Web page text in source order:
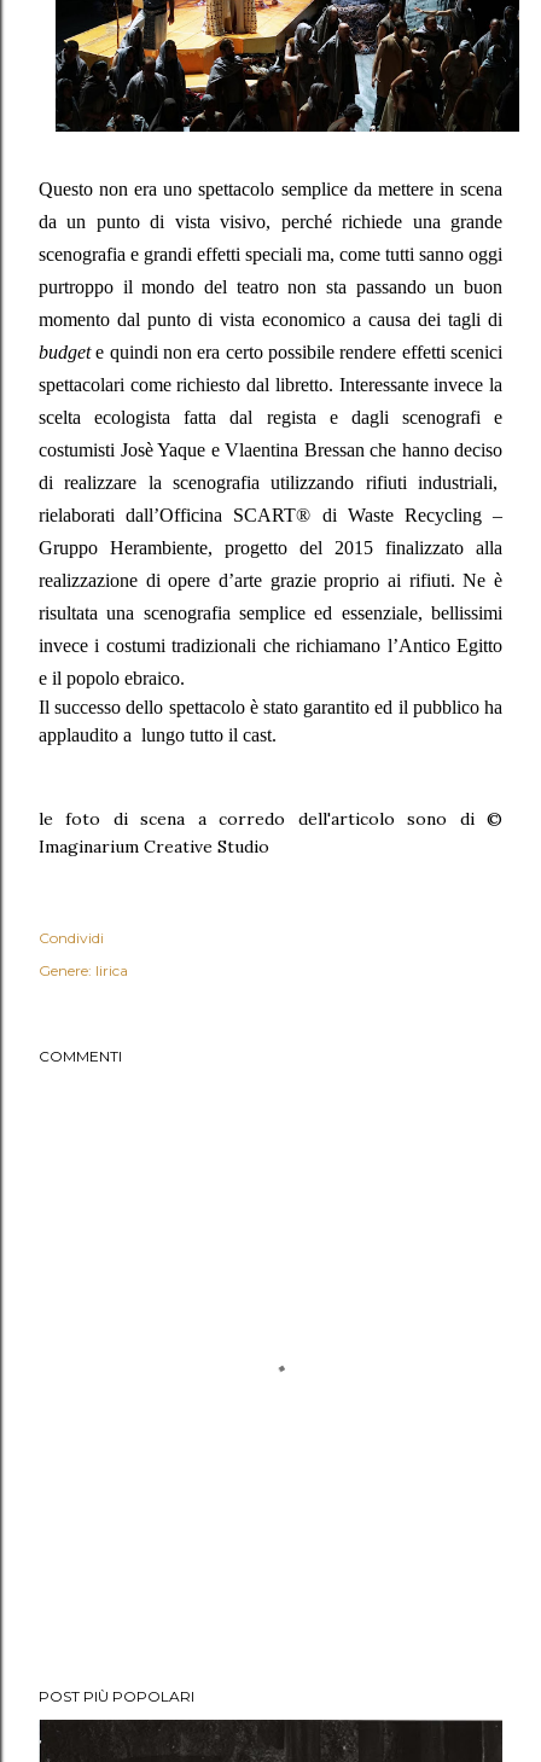
Questo non era uno spettacolo semplice da mettere in scena
da un punto di vista visivo, perché richiede una grande
scenografia e grandi effetti speciali ma, come tutti sanno oggi
purtroppo il mondo del teatro non sta passando un buon
momento dal punto di vista economico a causa dei tagli di
budgete quindi non era certo possibile rendere effetti scenici
spettacolari come richiesto dal libretto. Interessante invece la
scelta ecologista fatta dal regista e dagli scenografi e
costumisti Josè Yaque e Vlaentina Bressan che hanno deciso
di realizzare la scenografia utilizzando rifiuti industriali,
rielaborati dall’Officina SCART® di Waste Recycling –
Gruppo Herambiente, progetto del 2015 finalizzato alla
realizzazione di opere d’arte grazie proprio ai rifiuti. Ne è
risultata una scenografia semplice ed essenziale, bellissimi
invece i costumi tradizionali che richiamano l’Antico Egitto
e il popolo ebraico.
Il successo dello spettacolo è stato garantito ed il pubblico ha
applaudito a lungo tutto il cast.
le foto di scena a corredo dell'articolo sono di ©
Imaginarium Creative Studio
Condividi
Genere: lirica
COMMENTI
POST PIÙ POPOLARI